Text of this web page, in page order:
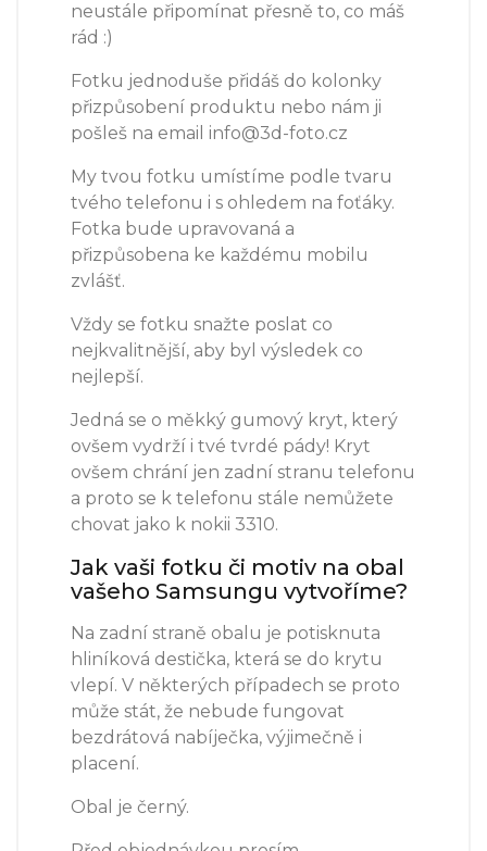
neustále připomínat přesně to, co máš
rád :)
Fotku jednoduše přidáš do kolonky
přizpůsobení produktu nebo nám ji
pošleš na email info@3d-foto.cz
My tvou fotku umístíme podle tvaru
tvého telefonu i s ohledem na foťáky.
Fotka bude upravovaná a
přizpůsobena ke každému mobilu
zvlášť.
Vždy se fotku snažte poslat co
nejkvalitnější, aby byl výsledek co
nejlepší.
Jedná se o měkký gumový kryt, který
ovšem vydrží i tvé tvrdé pády! Kryt
ovšem chrání jen zadní stranu telefonu
a proto se k telefonu stále nemůžete
chovat jako k nokii 3310.
Jak vaši fotku či motiv na obal
vašeho Samsungu vytvoříme?
Na zadní straně obalu je potisknuta
hliníková destička, která se do krytu
vlepí. V některých případech se proto
může stát, že nebude fungovat
bezdrátová nabíječka, výjimečně i
placení.
Obal je černý.